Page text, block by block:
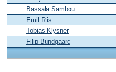
Bassala Sambou
Emil Riis
Tobias Klysner
Filip Bundgaard